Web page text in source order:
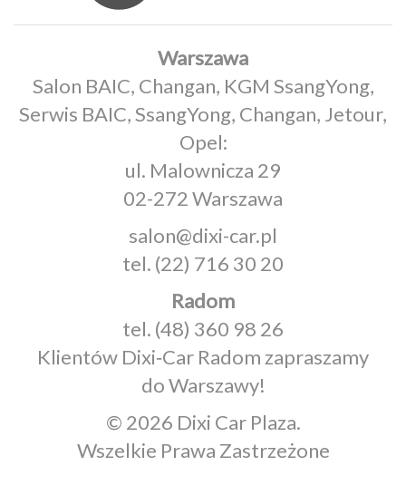
Warszawa
Salon BAIC, Changan, KGM SsangYong,
Serwis BAIC, SsangYong, Changan, Jetour,
Opel:
ul. Malownicza 29
02-272 Warszawa
salon@dixi-car.pl
tel. (22) 716 30 20
Radom
tel. (48) 360 98 26
Klientów Dixi‑Car Radom zapraszamy
do Warszawy!
© 2026 Dixi Car Plaza.
Wszelkie Prawa Zastrzeżone